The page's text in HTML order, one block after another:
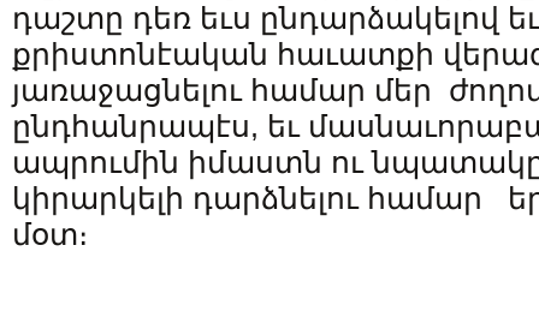
դաշտը դեռ եւս ընդարձակելով
քրիստոնէական հաւատքի
յառաջացնելու համար մեր
ընդհանրապէս, եւ
ապրումին իմաստն ու նպատակը
կիրարկելի դարձնելու համար
մօտ։